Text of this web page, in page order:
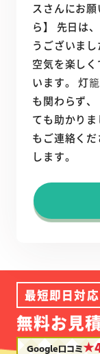
スさんにお
ら】 先日は
うございま
空気を楽し
います。 灯
も関わらず
ても助かり
もご連絡く
します。
最短即日対応
無料お見
Google口コミ